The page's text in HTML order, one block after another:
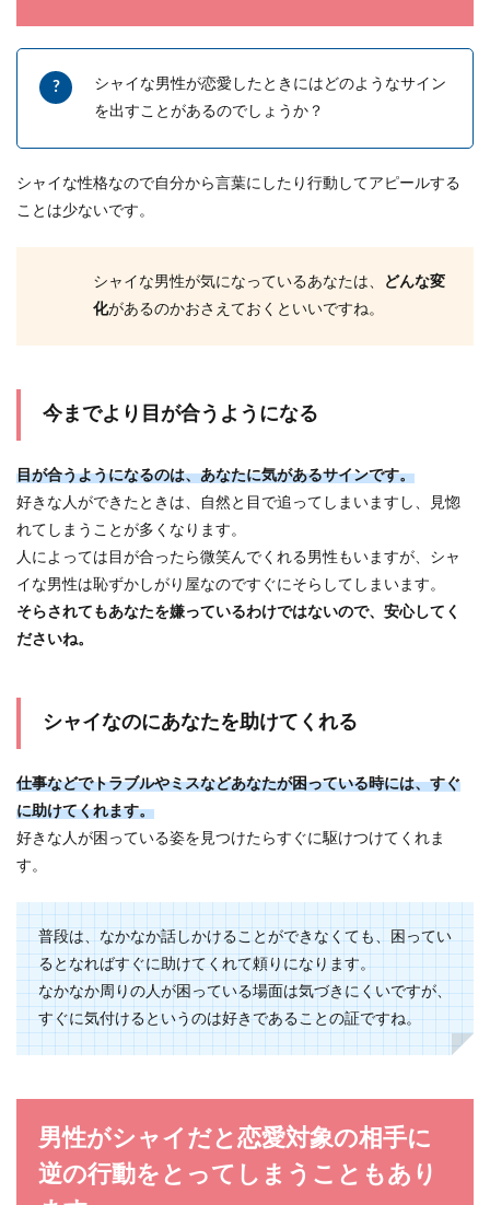
シャイな男性が恋愛したときにはどのようなサイン
を出すことがあるのでしょうか？
シャイな性格なので自分から言葉にしたり行動してアピールする
ことは少ないです。
シャイな男性が気になっているあなたは、
どんな変
化があるのかおさえておくといいですね。
今までより目が合うようになる
目が合うようになるのは、あなたに気があるサインです。
好きな人ができたときは、自然と目で追ってしまいますし、見惚
れてしまうことが多くなります。
人によっては目が合ったら微笑んでくれる男性もいますが、シャ
イな男性は恥ずかしがり屋なのですぐにそらしてしまいます。
そらされてもあなたを嫌っているわけではないので、安心してく
ださいね。
シャイなのにあなたを助けてくれる
仕事などでトラブルやミスなどあなたが困っている時には、すぐ
に助けてくれます。
好きな人が困っている姿を見つけたらすぐに駆けつけてくれま
す。
普段は、なかなか話しかけることができなくても、困ってい
るとなればすぐに助けてくれて頼りになります。
なかなか周りの人が困っている場面は気づきにくいですが、
すぐに気付けるというのは好きであることの証ですね。
男性がシャイだと恋愛対象の相手に
逆の行動をとってしまうこともあり